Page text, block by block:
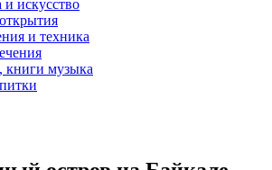
и искусство
и техника
музыка